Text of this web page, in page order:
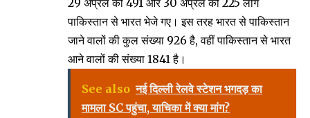
29 अप्रैल को 491 और 30 अप्रैल को 225 लोग
पाकिस्तान से भारत भेजे गए। इस तरह भारत से पाकिस्तान
जाने वालों की कुल संख्या 926 है, वहीं पाकिस्तान से भारत
आने वालों की संख्या 1841 है।
See also नई दिल्ली रेलवे स्टेशन भगदड़ का
मामला SC पहुंचा, याचिका में क्या मांग?